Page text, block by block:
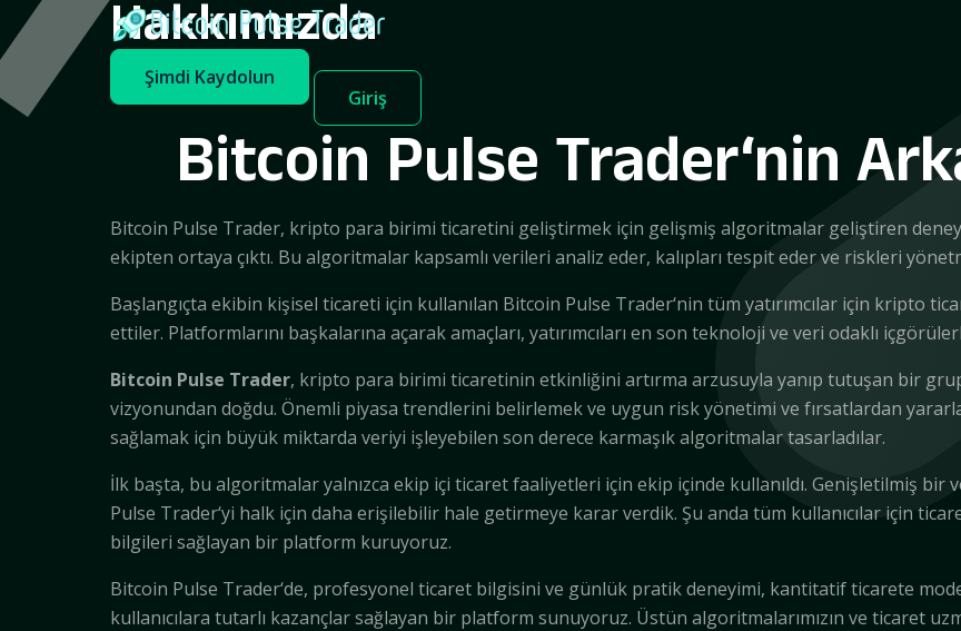
Şimdi Kaydolun
Giriş
Hakkımızda
Bitcoin Pulse Trader‘nin
Bitcoin Pulse Trader, kripto para birimi ticaretini geliştirmek için gelişmiş algoritmalar geliştiren
ekipten ortaya çıktı. Bu algoritmalar kapsamlı verileri analiz eder, kalıpları tespit eder ve riskleri
Başlangıçta ekibin kişisel ticareti için kullanılan Bitcoin Pulse Trader‘nin tüm yatırımcılar için kripto
ettiler. Platformlarını başkalarına açarak amaçları, yatırımcıları en son teknoloji ve veri odaklı
Bitcoin Pulse Trader, kripto para birimi ticaretinin etkinliğini artırma arzusuyla yanıp tutuşan bir
vizyonundan doğdu. Önemli piyasa trendlerini belirlemek ve uygun risk yönetimi ve fırsatlardan
sağlamak için büyük miktarda veriyi işleyebilen son derece karmaşık algoritmalar tasarladılar.
İlk başta, bu algoritmalar yalnızca ekip içi ticaret faaliyetleri için ekip içinde kullanıldı. Genişletilmiş
Pulse Trader‘yi halk için daha erişilebilir hale getirmeye karar verdik. Şu anda tüm kullanıcılar için
bilgileri sağlayan bir platform kuruyoruz.
Bitcoin Pulse Trader‘de, profesyonel ticaret bilgisini ve günlük pratik deneyimi, kantitatif ticarete
kullanıcılara tutarlı kazançlar sağlayan bir platform sunuyoruz. Üstün algoritmalarımızın ve ticaret